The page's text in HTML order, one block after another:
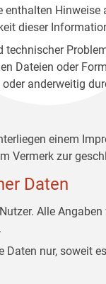
dieser
Dateien oder
anderweitig
einem
Vermerk zur
Daten
Alle
Daten nur, soweit